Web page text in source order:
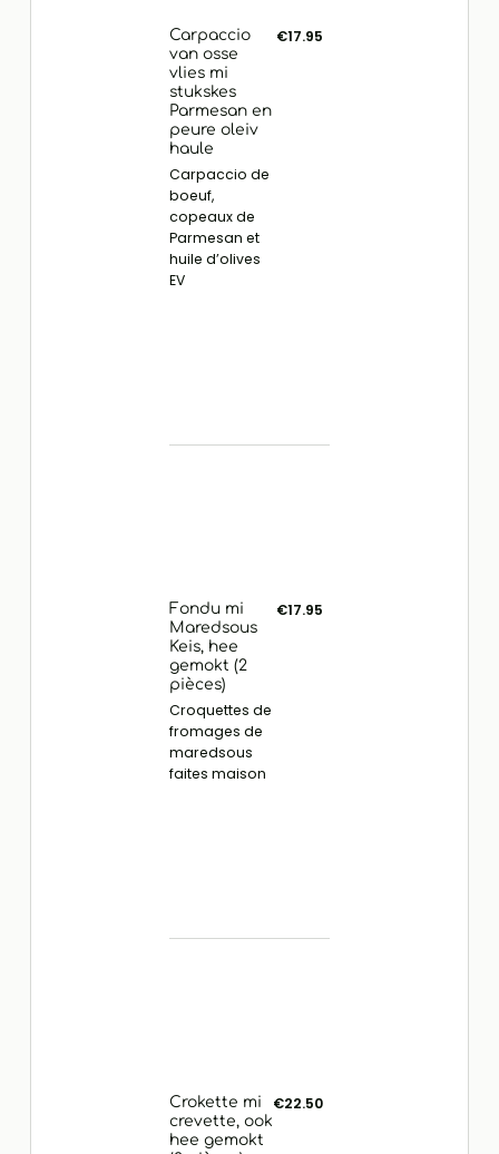
Carpaccio
van osse
vlies mi
stukskes
Parmesan en
peure oleiv
haule
Carpaccio de
boeuf,
copeaux de
Parmesan et
huile d’olives
EV
€17.95
Fondu mi
Maredsous
Keis, hee
gemokt (2
pièces)
Croquettes de
fromages de
maredsous
faites maison
€17.95
Crokette mi
crevette, ook
hee gemokt
€22.50